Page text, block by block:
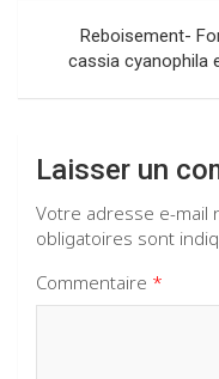
Reboisement-
cassia cyanophila
Laisser un
Votre adresse e-mail
obligatoires sont
Commentaire *